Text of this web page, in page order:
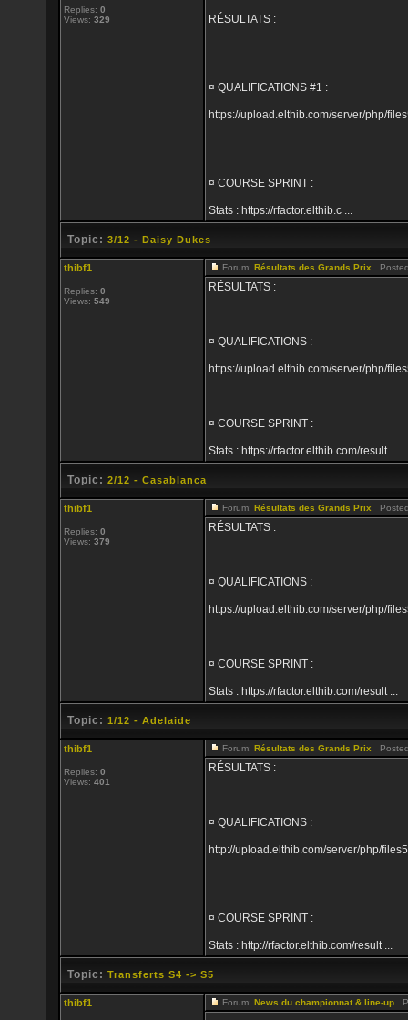
Replies: 0
Views: 329 RÉSULTATS :
¤ QUALIFICATIONS #1 :
https://upload.elthib.com/server/php/
¤ COURSE SPRINT :
Stats : https://rfactor.elthib.c ...
Topic: 3/12 - Daisy Dukes
thibf1
Replies: 0
Views: 549
Forum: Résultats des Grands Prix
RÉSULTATS :
¤ QUALIFICATIONS :
https://upload.elthib.com/server/php/
¤ COURSE SPRINT :
Stats : https://rfactor.elthib.com/result ...
Topic: 2/12 - Casablanca
thibf1
Replies: 0
Views: 379
Forum: Résultats des Grands Prix
RÉSULTATS :
¤ QUALIFICATIONS :
https://upload.elthib.com/server/php/
¤ COURSE SPRINT :
Stats : https://rfactor.elthib.com/result ...
Topic: 1/12 - Adelaide
thibf1
Replies: 0
Views: 401
Forum: Résultats des Grands Prix
RÉSULTATS :
¤ QUALIFICATIONS :
http://upload.elthib.com/server/php/
¤ COURSE SPRINT :
Stats : http://rfactor.elthib.com/result ...
Topic: Transferts S4 -> S5
thibf1 Forum: News du championnat & line-up